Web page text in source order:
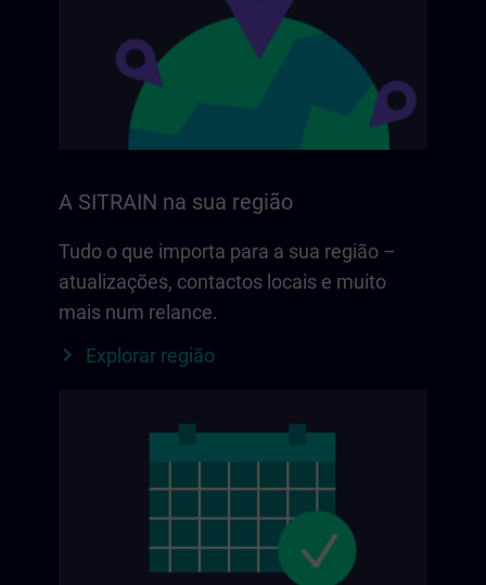
A SITRAIN na sua região
Tudo o que importa para a sua região –
atualizações, contactos locais e muito
mais num relance.
Explorar região